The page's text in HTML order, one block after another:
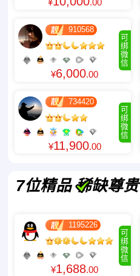
¥ .00
可
绑
微
信
910568
¥6,000.00
可
绑
微
信
734420
¥11,900.00
7位精品 稀缺尊贵
可
绑
微
信
1195226
¥1,688.00